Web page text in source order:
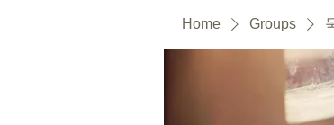
Home Groups